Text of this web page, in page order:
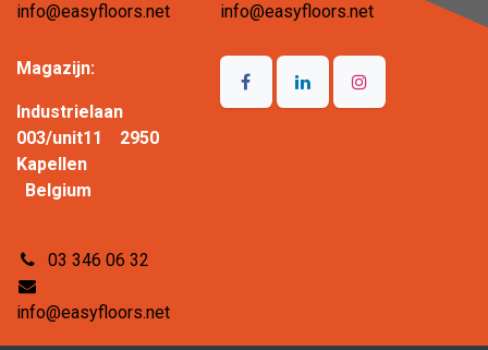
info@easyfloors.net info@easyfloors.net
Magazijn:
Industrielaan
003/unit11 2950
Kapellen
Belgium
03 346 06 32
info@easyfloors.net